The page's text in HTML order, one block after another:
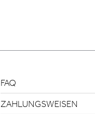
FAQ
ZAHLUNGSWEISEN